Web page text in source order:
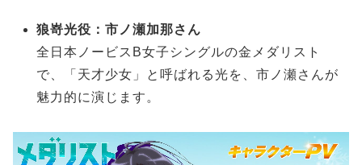
狼嵜光役：市ノ瀬加那さん
全日本ノービスB女子シングルの金メダリスト
で、「天才少女」と呼ばれる光を、市ノ瀬さんが
魅力的に演じます。